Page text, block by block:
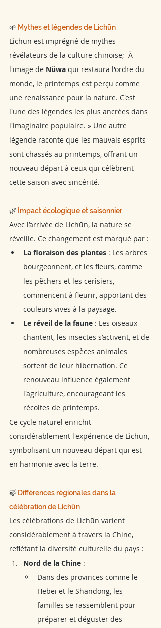
🌱 Mythes et légendes de Lìchūn
Lìchūn est imprégné de mythes
révélateurs de la culture chinoise;  À
l'image de Nüwa qui restaura l'ordre du
monde, le printemps est perçu comme
une renaissance pour la nature. C'est
l'une des légendes les plus ancrées dans
l'imaginaire populaire. » Une autre
légende raconte que les mauvais esprits
sont chassés au printemps, offrant un
nouveau départ à ceux qui célèbrent
cette saison avec sincérité.
🌿 Impact écologique et saisonnier
Avec l’arrivée de Lìchūn, la nature se
réveille. Ce changement est marqué par :
La floraison des plantes : Les arbres
bourgeonnent, et les fleurs, comme
les pêchers et les cerisiers,
commencent à fleurir, apportant des
couleurs vives à la paysage.
Le réveil de la faune : Les oiseaux
chantent, les insectes s’activent, et de
nombreuses espèces animales
sortent de leur hibernation. Ce
renouveau influence également
l'agriculture, encourageant les
récoltes de printemps.
Ce cycle naturel enrichit
considérablement l'expérience de Lìchūn,
symbolisant un nouveau départ qui est
en harmonie avec la terre.
🍃 Différences régionales dans la
célébration de Lìchūn
Les célébrations de Lìchūn varient
considérablement à travers la Chine,
reflétant la diversité culturelle du pays :
Nord de la Chine :
Dans des provinces comme le
Hebei et le Shandong, les
familles se rassemblent pour
préparer et déguster des